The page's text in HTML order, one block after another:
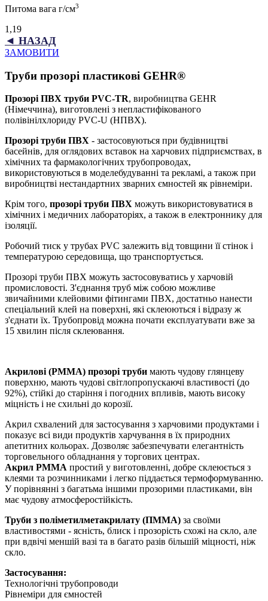
Питома вага г/см3
1,19
◄ НАЗАД
ЗАМОВИТИ
Труби прозорі пластикові GEHR®
Прозорі ПВХ труби PVC-TR, виробництва GEHR
(Німеччина), виготовлені з непластифікованого
полівінілхлориду PVC-U (НПВХ).
Прозорі труби ПВХ - застосовуються при будівництві
басейнів, для оглядових вставок на харчових підприємствах, в
хімічних та фармакологічних трубопроводах,
використовуються в моделебудуванні та рекламі, а також при
виробництві нестандартних зварних ємностей як рівнеміри.
Крім того, прозорі труби ПВХ можуть використовуватися в
хімічних і медичних лабораторіях, а також в електроннику для
ізоляції.
Робочий тиск у трубах PVC залежить від товщини її стінок і
температурою середовища, що транспортується.
Прозорі труби ПВХ можуть застосовуватись у харчовій
промисловості. З'єднання труб між собою можливе
звичайними клейовими фітингами ПВХ, достатньо нанести
спеціальний клей на поверхні, які склеюються і відразу ж
з'єднати їх. Трубопровід можна почати експлуатувати вже за
15 хвилин після склеювання.
Акрилові (PMMA) прозорі труби мають чудову глянцеву
поверхню, мають чудові світлопропускаючі властивості (до
92%), стійкі до старіння і погодних впливів, мають високу
міцність і не схильні до корозії.
Акрил схвалений для застосування з харчовими продуктами і
показує всі види продуктів харчування в їх природних
апетитних кольорах. Дозволяє забезпечувати елегантність
торговельного обладнання у торгових центрах.
Акрил PMMA простий у виготовленні, добре склеюється з
клеями та розчинниками і легко піддається термоформуванню.
У порівнянні з багатьма іншими прозорими пластиками, він
має чудову атмосферостійкість.
Труби з поліметилметакрилату (ПММА) за своїми
властивостями - ясність, блиск і прозорість схожі на скло, але
при вдвічі меншій вазі та в багато разів більшій міцності, ніж
скло.
Застосування:
Технологічні трубопроводи
Рівнеміри для ємностей